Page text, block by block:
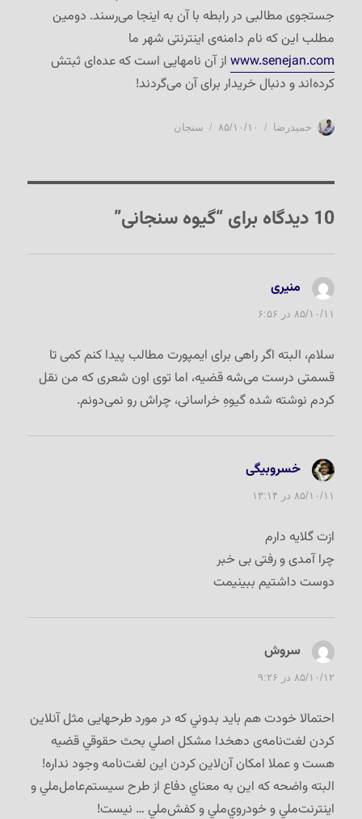
جستجوی مطالبی در رابطه با آن به اینجا می‌رسند. دومین
مطلب این که نام دامنه‌ی اینترنتی شهر ما
www.senejan.com از آن نامهایی است که عده‌ای ثبتش
کرده‌اند و دنبال خریدار برای آن می‌گردند!
نویسنده
حمیدرضا
ارسال
۸۵/۱۰/۱۰ دسته‌ها
سنجان
10 دیدگاه برای “گیوه سنجانی”
منیری
۸۵/۱۰/۱۱ در ۶:۵۶
سلام، البته اگر راهی برای ایمپورت مطالب پیدا کنم کمی تا
قسمتی درست می‌شه قضیه، اما توی اون شعری که من نقل
کردم نوشته شده گیوهِ خراسانی، چراش رو نمی‌دونم.
خسروبیگی
۸۵/۱۰/۱۱ در ۱۳:۱۴
ازت گلایه دارم
چرا آمدی و رفتی بی خبر
دوست داشتیم ببینیمت
سروش
۸۵/۱۰/۱۲ در ۹:۲۶
احتمالا خودت هم بايد بدوني كه در مورد طرحهایی مثل آنلاین
کردن لغت‌نامه‌ی دهخدا مشكل اصلي بحث حقوقي قضيه
هست و عملا امكان آن‌لاين كردن اين لغت‌نامه وجود نداره!
البته واضحه كه اين به معناي دفاع از طرح سيستم‌عامل‌ملي و
اينترنت‌ملي و خودروي‌ملي و كفش‌ملي … نيست!